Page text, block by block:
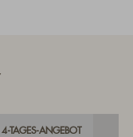
4-TAGES-ANGEBOT